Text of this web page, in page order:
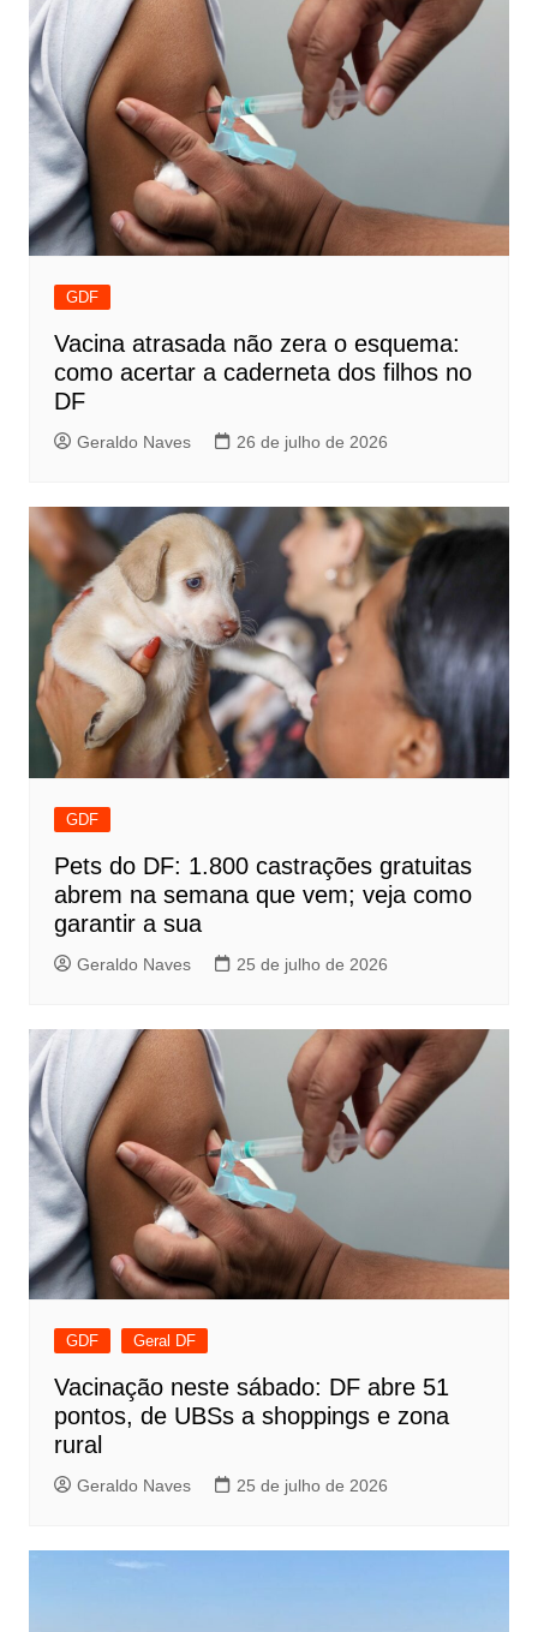
GDF
Vacina atrasada não zera o esquema:
como acertar a caderneta dos filhos no
DF
Geraldo Naves 26 de julho de 2026
GDF
Pets do DF: 1.800 castrações gratuitas
abrem na semana que vem; veja como
garantir a sua
Geraldo Naves 25 de julho de 2026
GDF Geral DF
Vacinação neste sábado: DF abre 51
pontos, de UBSs a shoppings e zona
rural
Geraldo Naves 25 de julho de 2026